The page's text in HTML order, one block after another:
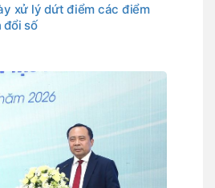
xử lý dứt điểm các điểm
đổi số